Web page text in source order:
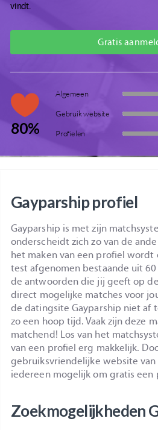
vindt.
Gratis
80%
Algemeen
Gebruik website
Profielen
Gayparship profiel
Gayparship is met zijn
onderscheidt zich zo van de
het maken van een profiel
test afgenomen bestaande uit
de antwoorden die jij geeft op
direct mogelijke matches voor
de datingsite Gayparship niet af
zo een hoop tijd. Vaak zijn deze
matchend! Los van het
van een profiel erg makkelijk.
gebruiksvriendelijke website van
iedereen mogelijk om gratis een
Zoekmogelijkheden